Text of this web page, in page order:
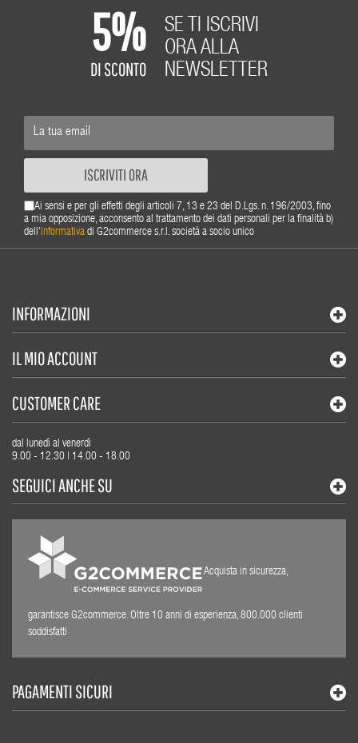
5%
DI SCONTO
SE TI ISCRIVI
ORA ALLA
NEWSLETTER
ISCRIVITI ORA
Ai sensi e per gli effetti degli articoli 7, 13 e 23 del D.Lgs. n. 196/2003, fino
a mia opposizione, acconsento al trattamento dei dati personali per la finalità b)
dell'informativa di G2commerce s.r.l. società a socio unico
INFORMAZIONI
IL MIO ACCOUNT
CUSTOMER CARE
dal lunedì al venerdì
9.00 - 12.30 | 14.00 - 18.00
SEGUICI ANCHE SU
Acquista in sicurezza,
garantisce G2commerce. Oltre 10 anni di esperienza, 800.000 clienti
soddisfatti
PAGAMENTI SICURI